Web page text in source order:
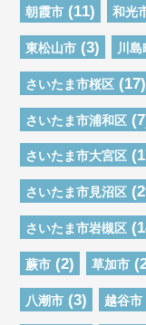
朝霞市 (11) 和光
東松山市 (3) 川島
さいたま市桜区 (17)
さいたま市浦和区
さいたま市大宮区
さいたま市見沼区
さいたま市岩槻区
蕨市 (2) 草加市
八潮市 (3) 越谷市